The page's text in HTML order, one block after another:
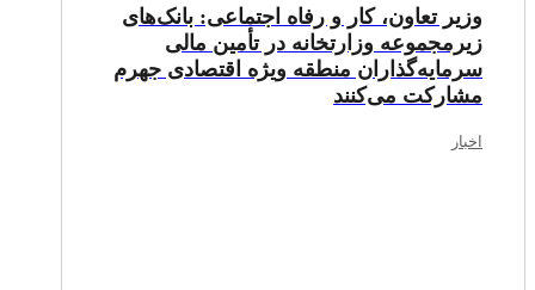
وزیر تعاون، کار و رفاه اجتماعی: بانک‌های
زیرمجموعه وزارتخانه در تأمین مالی
سرمایه‌گذاران منطقه ویژه اقتصادی جهرم
مشارکت می‌کنند
اخبار